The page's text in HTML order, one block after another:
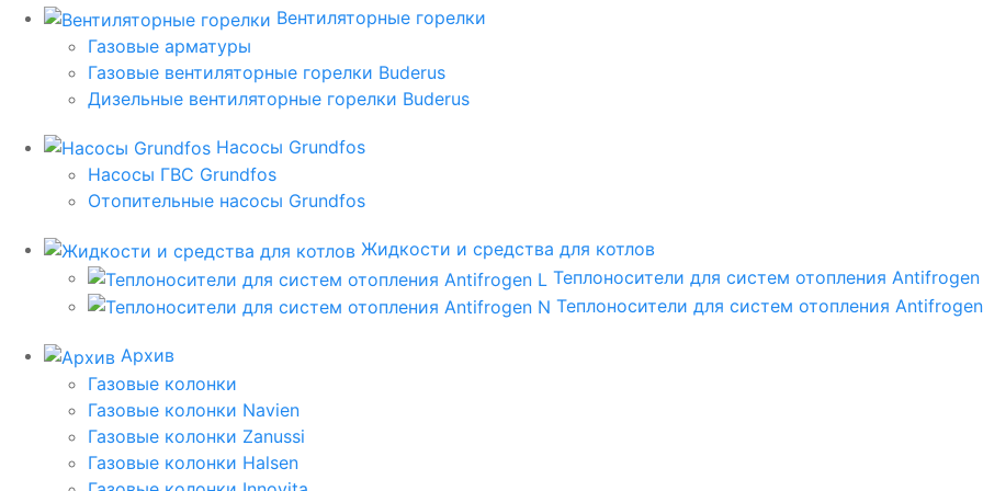
Вентиляторные горелки
Газовые арматуры
Газовые вентиляторные горелки Buderus
Дизельные вентиляторные горелки Buderus
Насосы Grundfos
Насосы ГВС Grundfos
Отопительные насосы Grundfos
Жидкости и средства для котлов
Теплоносители для систем отопления
Теплоносители для систем отопления
Архив
Газовые колонки
Газовые колонки Navien
Газовые колонки Zanussi
Газовые колонки Halsen